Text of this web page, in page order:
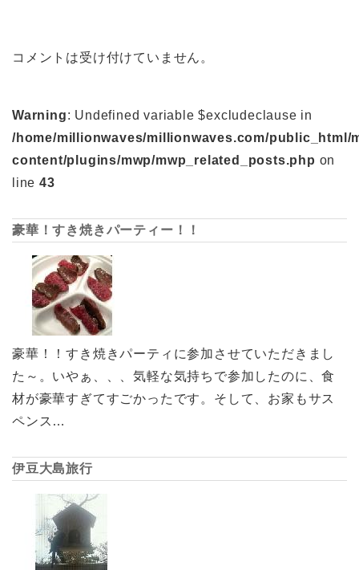
コメントは受け付けていません。
Warning: Undefined variable $excludeclause in
/home/millionwaves/millionwaves.com/public_html/
content/plugins/mwp/mwp_related_posts.php on
line 43
豪華！すき焼きパーティー！！
豪華！！すき焼きパーティに参加させていただきまし
た～。いやぁ、、、気軽な気持ちで参加したのに、食
材が豪華すぎてすごかったです。そして、お家もサス
ペンス…
伊豆大島旅行